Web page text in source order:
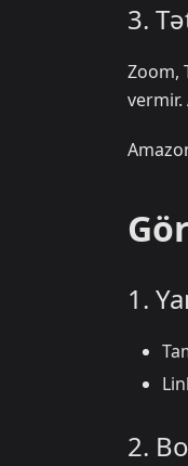
3.
Zoom,
1.
2.